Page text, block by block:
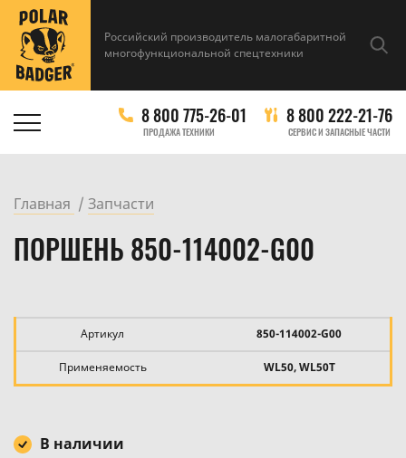
Российский производитель малогабаритной
многофункциональной спецтехники
8 800 775-26-01
ПРОДАЖА ТЕХНИКИ
8 800 222-21-76
СЕРВИС И ЗАПАСНЫЕ ЧАСТИ
Главная Запчасти
ПОРШЕНЬ 850-114002-G00
Артикул 850-114002-G00
Применяемость WL50, WL50T
В наличии